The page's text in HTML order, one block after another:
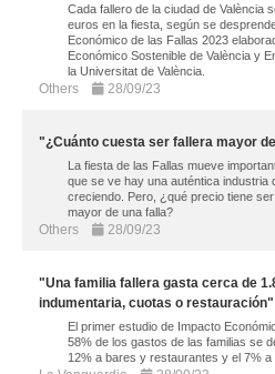
Cada fallero de la ciudad de València
euros en la fiesta, según se
Económico de las Fallas 2023
Económico Sostenible de València y
la Universitat de València.
Others 28/09/23
"¿Cuánto cuesta ser fallera mayor
La fiesta de las Fallas mueve
que se ve hay una auténtica industria
creciendo. Pero, ¿qué precio tiene
mayor de una falla?
Others 28/09/23
"Una familia fallera gasta cerca de
indumentaria, cuotas o restauración"
El primer estudio de Impacto
58% de los gastos de las familias se
12% a bares y restaurantes y el 7%